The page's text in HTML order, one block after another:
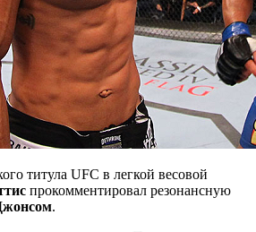
титула UFC в легкой весовой
прокомментировал резонансную
.